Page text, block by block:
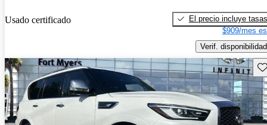
Usado certificado
El precio incluye tasas
$909/mes
Verif. disponibilidad